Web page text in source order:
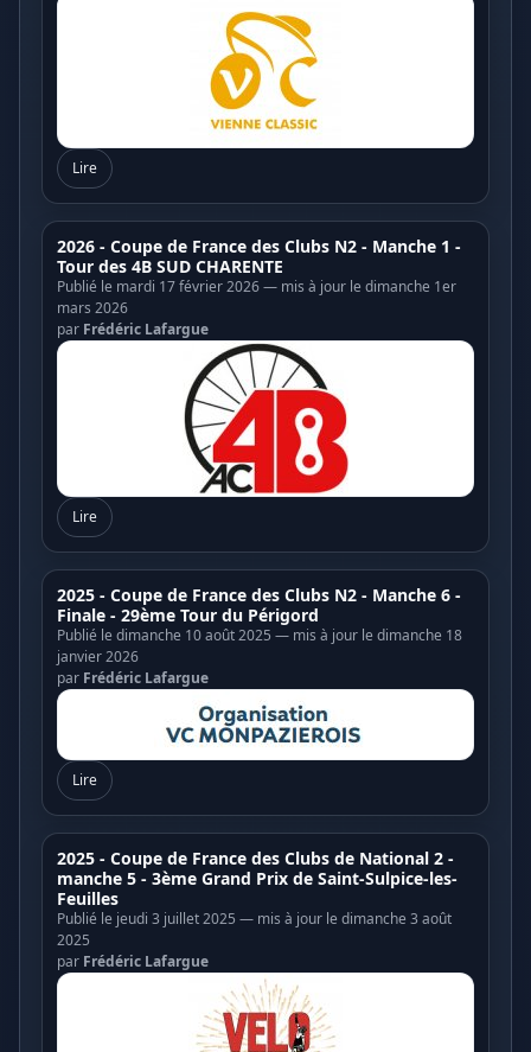
Lire
2026 - Coupe de France des Clubs N2 - Manche 1 -
Tour des 4B SUD CHARENTE
Publié le mardi 17 février 2026 — mis à jour le dimanche 1er
mars 2026
par Frédéric Lafargue
Lire
2025 - Coupe de France des Clubs N2 - Manche 6 -
Finale - 29ème Tour du Périgord
Publié le dimanche 10 août 2025 — mis à jour le dimanche 18
janvier 2026
par Frédéric Lafargue
Lire
2025 - Coupe de France des Clubs de National 2 -
manche 5 - 3ème Grand Prix de Saint-Sulpice-les-
Feuilles
Publié le jeudi 3 juillet 2025 — mis à jour le dimanche 3 août
2025
par Frédéric Lafargue